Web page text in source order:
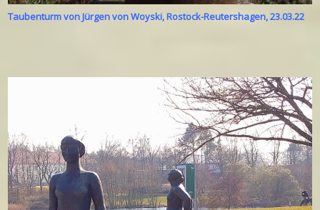
Taubenturm von Jürgen von Woyski, Rostock-Reutershagen, 23.03.22